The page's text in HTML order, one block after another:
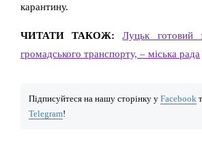
карантину.
ЧИТАТИ ТАКОЖ:Луцьк готовий
громадського транспорту, – міська рада
Підписуйтеся на нашу сторінку у Facebook
Telegram!